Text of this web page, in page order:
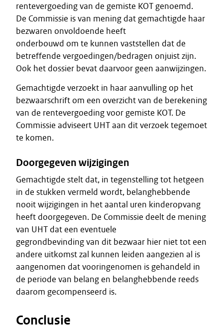
rentevergoeding van de gemiste KOT genoemd.
De Commissie is van mening dat gemachtigde haar
bezwaren onvoldoende heeft
onderbouwd om te kunnen vaststellen dat de
betreffende vergoedingen/bedragen onjuist zijn.
Ook het dossier bevat daarvoor geen aanwijzingen.
Gemachtigde verzoekt in haar aanvulling op het
bezwaarschrift om een overzicht van de berekening
van de rentevergoeding voor gemiste KOT. De
Commissie adviseert UHT aan dit verzoek tegemoet
te komen.
Doorgegeven wijzigingen
Gemachtigde stelt dat, in tegenstelling tot hetgeen
in de stukken vermeld wordt, belanghebbende
nooit wijzigingen in het aantal uren kinderopvang
heeft doorgegeven. De Commissie deelt de mening
van UHT dat een eventuele
gegrondbevinding van dit bezwaar hier niet tot een
andere uitkomst zal kunnen leiden aangezien al is
aangenomen dat vooringenomen is gehandeld in
de periode van belang en belanghebbende reeds
daarom gecompenseerd is.
Conclusie